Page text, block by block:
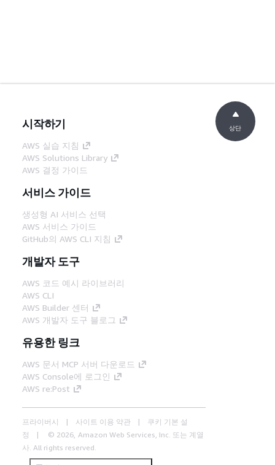
시작하기
AWS 실습 지침
AWS Solutions Library
AWS 결정 가이드
서비스 가이드
생성형 AI 서비스 선택
AWS 서비스 가이드
GitHub의 AWS CLI 지침
개발자 도구
AWS 코드 예시 라이브러리
AWS CLI
AWS Builder 센터
AWS 개발자 도구 블로그
유용한 링크
AWS 문서 MCP 서버 다운로드
AWS Console에 로그인
AWS re:Post
프라이버시 사이트 이용 약관
쿠키 기본 설
정
© 2026, Amazon Web Services, Inc. 또는 계열
사. All rights reserved.
상단